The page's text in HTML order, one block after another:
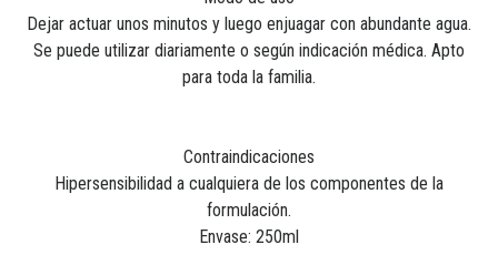
Dejar actuar unos minutos y luego enjuagar con abundante agua.
Se puede utilizar diariamente o según indicación médica. Apto
para toda la familia.
Contraindicaciones
Hipersensibilidad a cualquiera de los componentes de la
formulación.
Envase: 250ml